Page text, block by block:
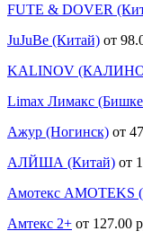
FUTE & DOVER
JuJuBe (Китай) от
KALINOV
Limax Лимакс
Ажур (Ногинск) от
АЛЙША (Китай) от
Амотекс AMOTEKS
Амтекс 2+ от 127.00